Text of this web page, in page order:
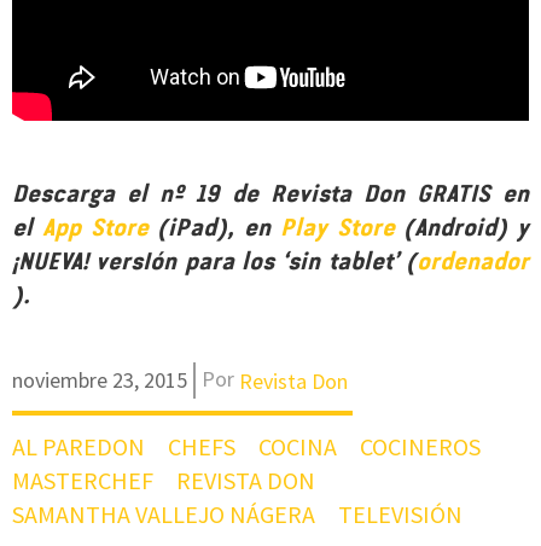
Descarga el nº 19 de Revista Don GRATIS en
el App Store(iPad), en Play Store(Android) y
¡NUEVA! versIón para los ‘sin tablet’ (ordenador
).
noviembre 23, 2015 Por Revista Don
AL PAREDON CHEFS COCINA
COCINEROS
MASTERCHEF
REVISTA DON
SAMANTHA VALLEJO NÁGERA
TELEVISIÓN